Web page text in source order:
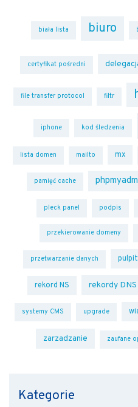
biała lista biuro
certyfikat pośredni
file transfer protocol filtr
iphone kod śledzenia
lista domen mailto mx
pamięć cache
pleck panel podpis
przekierowanie domeny
przetwarzanie danych pulpit
rekord NS rekordy DNS
systemy CMS upgrade
zarzadzanie zaufane
Kategorie